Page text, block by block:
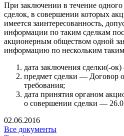
При заключении в течение одного
сделок, в совершении которых
имеется заинтересованность,
информации по таким сделкам
акционерным обществом одной
информацию по нескольким
дата заключения сделки(-
предмет сделки — Договор
требования;
дата принятия органом
о совершении сделки —
02.06.2016
Все документы